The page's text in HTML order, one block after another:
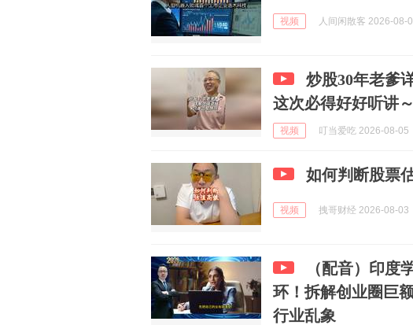
视频 人间闲散客 2026-08-
炒股30年老爹
这次必得好好听讲～
视频 叮当爱吃 2026-08-05
如何判断股票
视频 拽哥财经 2026-08-03
（配音）印度
环！拆解创业圈巨
行业乱象